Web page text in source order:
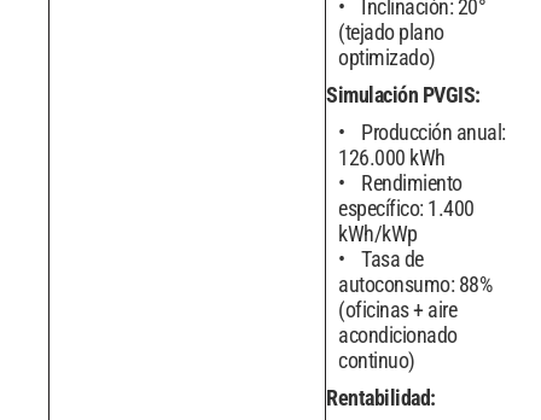
Inclinación: 20°
(tejado plano
optimizado)
Simulación PVGIS:
Producción anual:
126.000 kWh
Rendimiento
específico: 1.400
kWh/kWp
Tasa de
autoconsumo: 88%
(oficinas + aire
acondicionado
continuo)
Rentabilidad: